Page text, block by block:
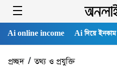
Ai online income Ai দিয়ে
প্রচ্ছদ/তথ্য ও প্রযুক্তি